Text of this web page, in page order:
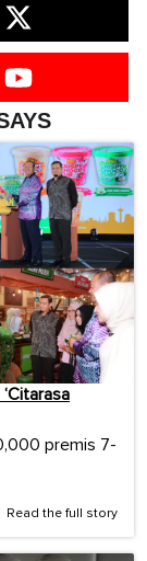
premis 7-
Read the full story